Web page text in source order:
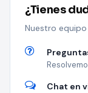
¿Tienes
Nuestro
Chat en